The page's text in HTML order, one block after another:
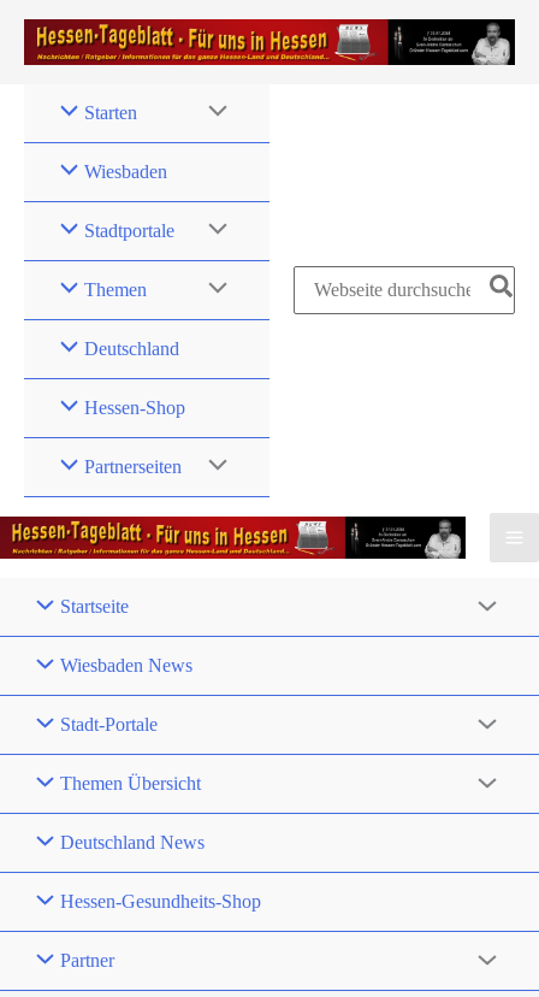
Zum
Inhalt
Starten
Wiesbaden
Stadtportale
Themen
Deutschland
Hessen-Shop
Partnerseiten
Search
Startseite
Wiesbaden News
Stadt-Portale
Themen Übersicht
Deutschland News
Hessen-Gesundheits-Shop
Partner